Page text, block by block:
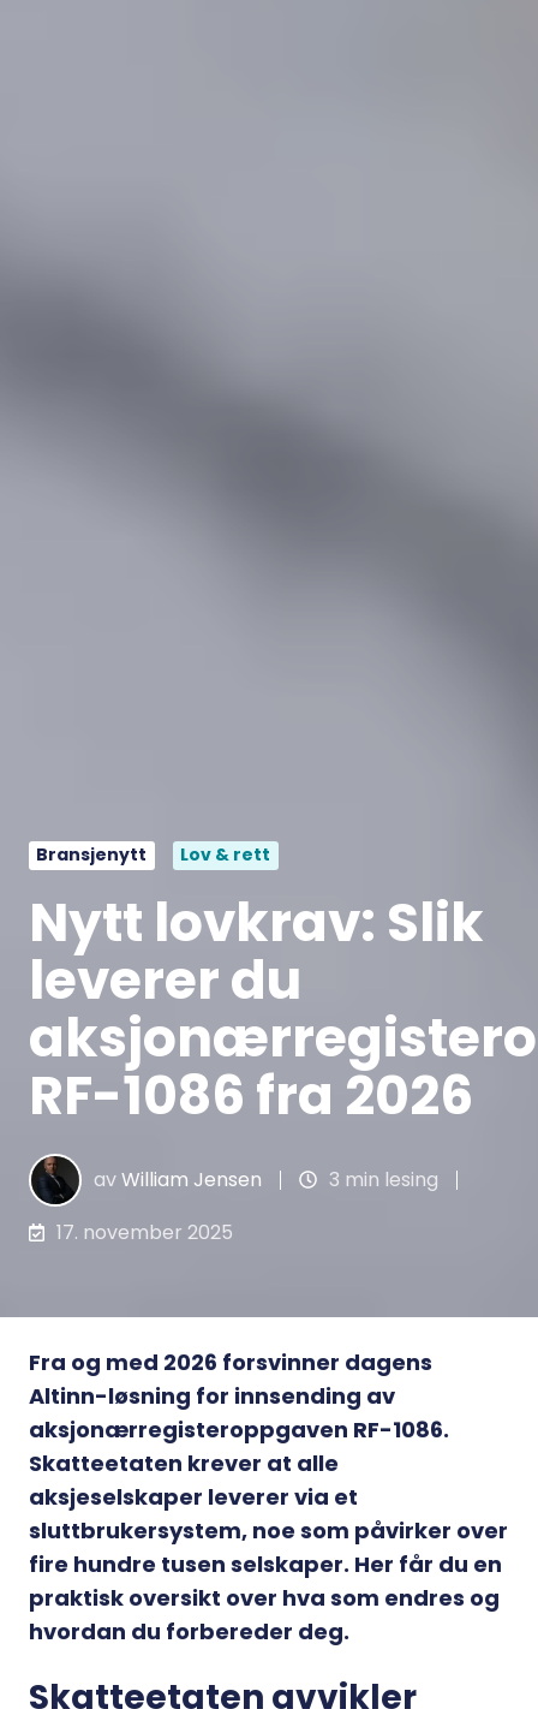
Bransjenytt Lov & rett
Nytt lovkrav: Slik
leverer du
RF-1086 fra 2026
avWilliam Jensen
3 min lesing
17. november 2025
Fra og med 2026 forsvinner dagens
Altinn-løsning for innsending av
aksjonærregisteroppgaven RF-1086.
Skatteetaten krever at alle
aksjeselskaper leverer via et
sluttbrukersystem, noe som påvirker over
fire hundre tusen selskaper. Her får du en
praktisk oversikt over hva som endres og
hvordan du forbereder deg.
Skatteetaten avvikler